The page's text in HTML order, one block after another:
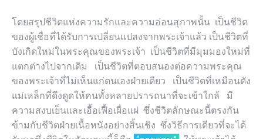
โดยสรุปชีวิตแห่งความรักและความอ่อนสุภาพนั้น เป็นชีวิต
ของผู้เชื่อที่ได้รับการเปลี่ยนแปลงจากพระเจ้าแล้ว เป็นชีวิตที่
บังเกิดใหม่ในพระคุณของพระเจ้า เป็นชีวิตที่มีมุมมองใหม่ที่
แตกต่างไปจากเดิม เป็นชีวิตที่ตอบสนองต่อความพระคุณ
ของพระเจ้าที่ไม่เห็นแก่ตนเองฝ่ายเดียว เป็นชีวิตที่เหมือนดัง
แม่เหล็กที่ดึงดูดให้คนทั้งหลายปรารถนาที่จะเข้าใกล้ มี
ความสงบเย็นและเอื้อเฟื้อเผื่อแผ่ ซึ่งชีวิตลักษณะนี้ตรงกัน
ข้ามกับชีวิตฝ่ายเนื้อหนังอย่างสิ้นเชิง ซึ่งวิธีการเดียวที่จะได้